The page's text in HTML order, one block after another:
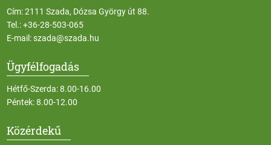
Cím: 2111 Szada, Dózsa György út 88.
Tel.:+36-28-503-065
E-mail:szada@szada.hu
Ügyfélfogadás
Hétfő-Szerda: 8.00-16.00
Péntek: 8.00-12.00
Közérdekű